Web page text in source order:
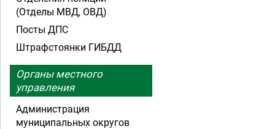
(Отделы МВД, ОВД)
Посты ДПС
Штрафстоянки ГИБДД
Органы местного
управления
Администрация
муниципальных округов